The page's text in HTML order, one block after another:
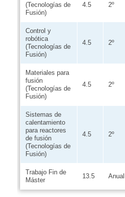
(Tecnologías de
Fusión)
4.5 2º
Control y
robótica
(Tecnologías de
Fusión)
4.5 2º
Materiales para
fusión
(Tecnologías de
Fusión)
4.5 2º
Sistemas de
calentamiento
para reactores
de fusión
(Tecnologías de
Fusión)
4.5 2º
Trabajo Fin de
Máster
13.5 Anual